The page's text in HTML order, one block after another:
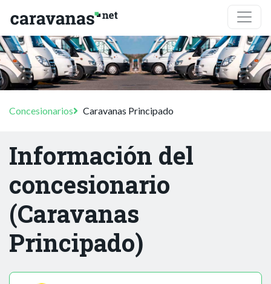
Concesionarios Caravanas Principado
Información del
concesionario
(Caravanas
Principado)